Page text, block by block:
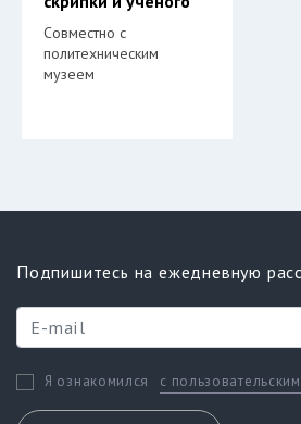
Совместно с
политехническим
музеем
Подпишитесь на ежедневную
Я ознакомился с